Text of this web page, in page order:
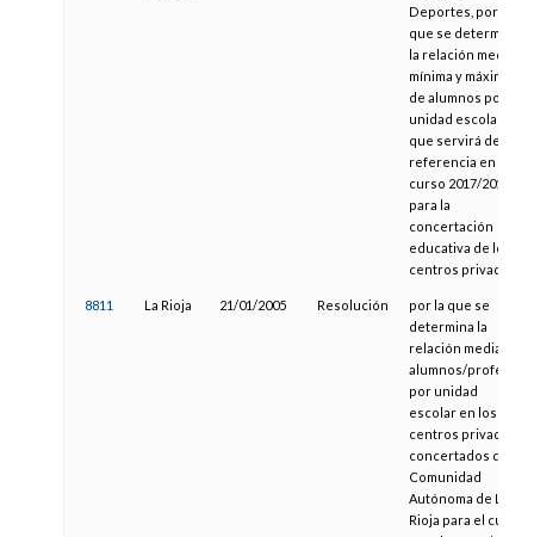
Deportes, por la
que se determina
la relación media,
mínima y máxima
de alumnos por
unidad escolar
que servirá de
referencia en el
curso 2017/2018
para la
concertación
educativa de los
centros privados
8811 La Rioja 21/01/2005 Resolución
por la que se
determina la
relación media
alumnos/profesor
por unidad
escolar en los
centros privados
concertados de la
Comunidad
Autónoma de La
Rioja para el curso